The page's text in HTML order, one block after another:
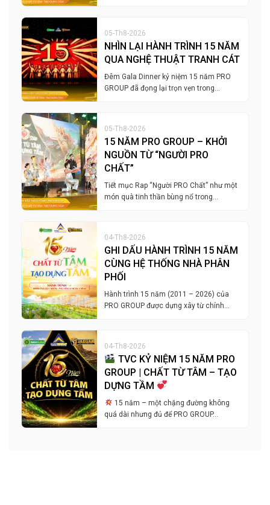
05-Th8-2026
NHÌN LẠI HÀNH TRÌNH 15 NĂM
QUA NGHỆ THUẬT TRANH CÁT
Đêm Gala Dinner kỷ niệm 15 năm PRO
GROUP đã đọng lại trọn vẹn trong…
05-Th8-2026
15 NĂM PRO GROUP – KHỞI
NGUỒN TỪ “NGƯỜI PRO
CHẤT”
Tiết mục Rap “Người PRO Chất” như một
món quà tinh thần bùng nổ trong…
04-Th8-2026
GHI DẤU HÀNH TRÌNH 15 NĂM
CÙNG HỆ THỐNG NHÀ PHÂN
PHỐI
Hành trình 15 năm (2011 – 2026) của
PRO GROUP được dựng xây từ chính…
04-Th8-2026
TVC KỶ NIỆM 15 NĂM PRO
GROUP | CHẤT TỪ TÂM – TẠO
DỰNG TẦM
15 năm – một chặng đường không
quá dài nhưng đủ để PRO GROUP…